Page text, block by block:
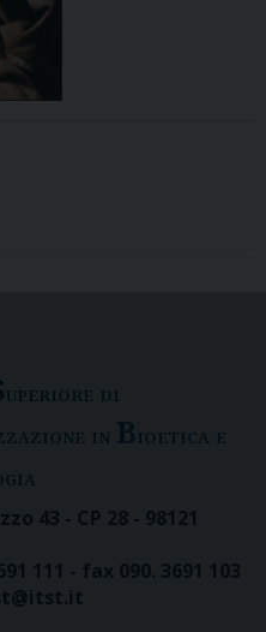
uperiore di
in Bioetica e
43 - CP 28 - 98121
111 - fax 090. 3691 103